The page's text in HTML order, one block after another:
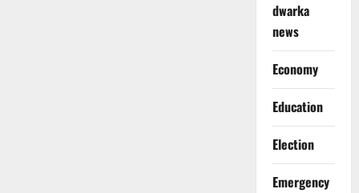
dwarka
news
Economy
Education
Election
Emergency